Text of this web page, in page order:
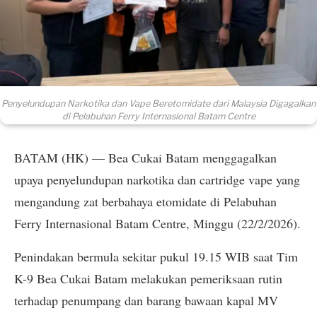
Penyelundupan Narkotika dan Vape Beretomidate dari Malaysia Digagalkan
di Pelabuhan Ferry Internasional Batam Centre
BATAM (HK) — Bea Cukai Batam menggagalkan
upaya penyelundupan narkotika dan cartridge vape yang
mengandung zat berbahaya etomidate di Pelabuhan
Ferry Internasional Batam Centre, Minggu (22/2/2026).
Penindakan bermula sekitar pukul 19.15 WIB saat Tim
K-9 Bea Cukai Batam melakukan pemeriksaan rutin
terhadap penumpang dan barang bawaan kapal MV